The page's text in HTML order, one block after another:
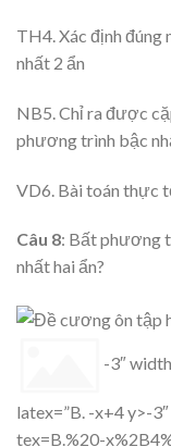
TH4. Xác định
nhất 2 ẩn
NB5. Chỉ ra được
phương trình bậc
VD6. Bài toán thực
Câu 8: Bất phương
nhất hai ẩn?
-3″
latex=”B. -x+4 y>-
tex=B.%20-